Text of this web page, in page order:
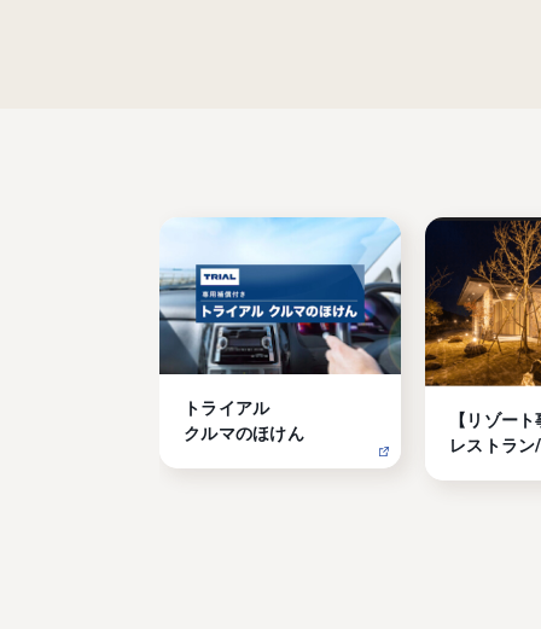
トライアル
クルマのほけん
【リゾー
レストラ